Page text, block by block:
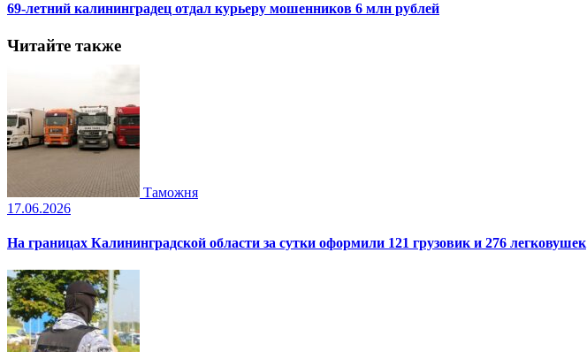
69-летний калининградец отдал курьеру мошенников 6 млн рублей
Читайте также
Таможня
17.06.2026
На границах Калининградской области за сутки оформили 121 грузовик и 276 легковушек